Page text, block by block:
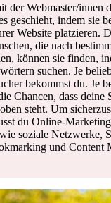
der Webmaster/innen
geschieht, indem sie
Website platzieren.
die nach
können sie finden,
suchen. Je
bekommst du. Je
Chancen, dass deine
steht. Um
du Online-
soziale Netzwerke,
und Content